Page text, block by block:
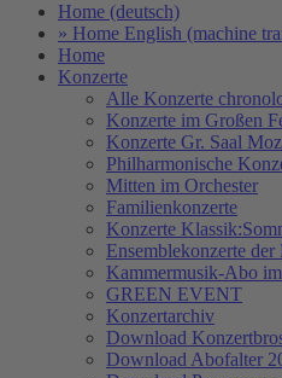
Home (deutsch)
» Home English (machine
Home
Konzerte
Alle Konzerte
Konzerte im Großen
Konzerte Gr. Saal
Philharmonische
Mitten im Orchester
Familienkonzerte
Konzerte
Ensemblekonzerte der
Kammermusik-Abo im
GREEN EVENT
Konzertarchiv
Download
Download Abofalter